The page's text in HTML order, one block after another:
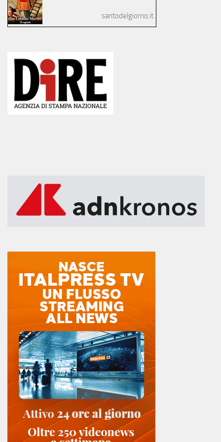
santodelgiorno.it